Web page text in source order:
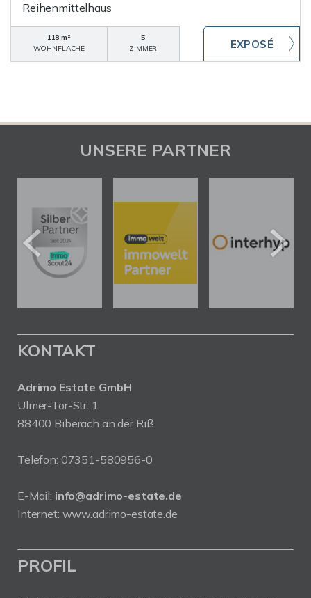
Reihenmittelhaus
118 m²
WOHNFLÄCHE
5
ZIMMER
UNSERE PARTNER
KONTAKT
Adrimo Estate GmbH
Ulmer-Tor-Str. 1
88400 Biberach an der Riß
Telefon: 07351-580956-0
E-Mail: info@adrimo-estate.de
Internet: www.adrimo-estate.de
PROFIL